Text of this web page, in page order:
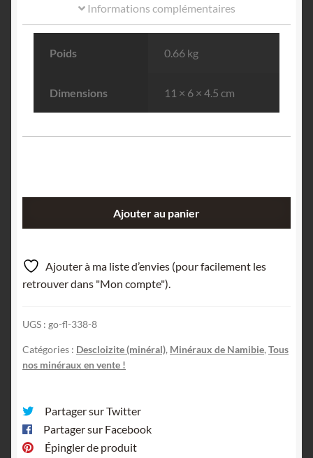
Informations complémentaires
Poids 0.66 kg
Dimensions 11 × 6 × 4.5 cm
&
Smithsonite,
Berg
Namibie.
Ajouter au panier
Ajouter à ma liste d’envies (pour facilement les
retrouver dans "Mon compte").
UGS : go-fl-338-8
Catégories : Descloizite (minéral), Minéraux de Namibie,Tous
nos minéraux en vente !
Partager sur Twitter
Partager sur Facebook
Épingler de produit